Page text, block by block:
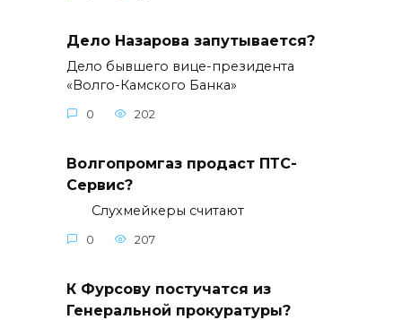
Дело Назарова запутывается?
Дело бывшего вице-президента
«Волго-Камского Банка»
0 202
Волгопромгаз продаст ПТС-
Сервис?
Слухмейкеры считают
0 207
К Фурсову постучатся из
Генеральной прокуратуры?